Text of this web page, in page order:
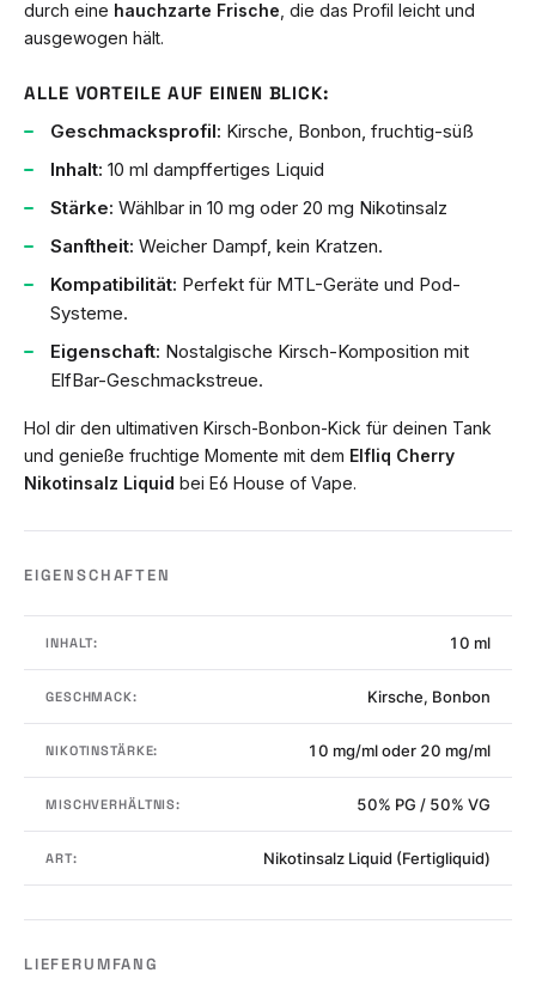
durch eine hauchzarte Frische , die das Profil leicht und
ausgewogen hält.
ALLE VORTEILE AUF EINEN BLICK:
Geschmacksprofil: Kirsche, Bonbon, fruchtig-süß
Inhalt: 10 ml dampffertiges Liquid
Stärke: Wählbar in 10 mg oder 20 mg Nikotinsalz
Sanftheit: Weicher Dampf, kein Kratzen.
Kompatibilität: Perfekt für MTL-Geräte und Pod-
Systeme.
Eigenschaft: Nostalgische Kirsch-Komposition mit
ElfBar-Geschmackstreue.
Hol dir den ultimativen Kirsch-Bonbon-Kick für deinen Tank
und genieße fruchtige Momente mit dem Elfliq Cherry
Nikotinsalz Liquid bei E6 House of Vape.
EIGENSCHAFTEN
INHALT: 10 ml
GESCHMACK: Kirsche, Bonbon
NIKOTINSTÄRKE: 10 mg/ml oder 20 mg/ml
MISCHVERHÄLTNIS: 50% PG / 50% VG
ART: Nikotinsalz Liquid (Fertigliquid)
LIEFERUMFANG